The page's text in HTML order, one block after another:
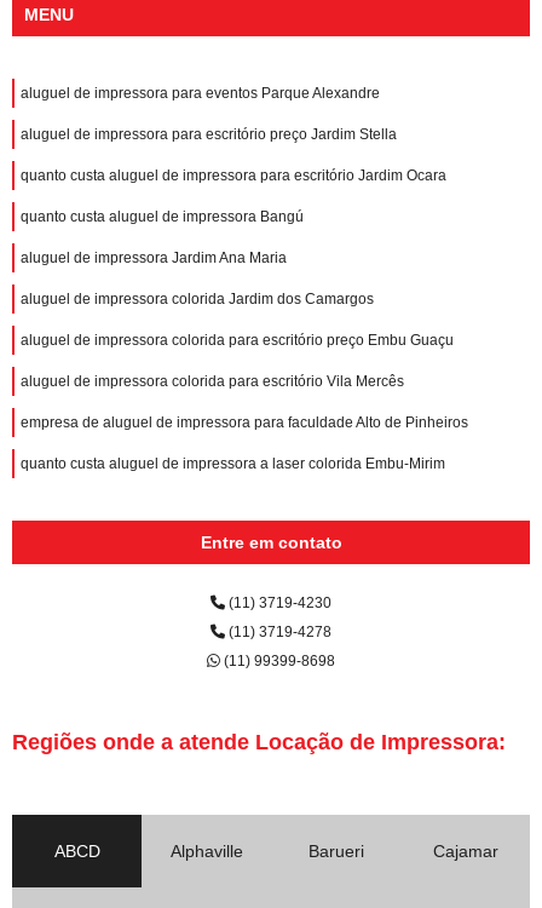
MENU
aluguel de impressora para eventos Parque Alexandre
aluguel de impressora para escritório preço Jardim Stella
quanto custa aluguel de impressora para escritório Jardim Ocara
quanto custa aluguel de impressora Bangú
aluguel de impressora Jardim Ana Maria
aluguel de impressora colorida Jardim dos Camargos
aluguel de impressora colorida para escritório preço Embu Guaçu
aluguel de impressora colorida para escritório Vila Mercês
empresa de aluguel de impressora para faculdade Alto de Pinheiros
quanto custa aluguel de impressora a laser colorida Embu-Mirim
Entre em contato
(11) 3719-4230
(11) 3719-4278
(11) 99399-8698
Regiões onde a atende Locação de Impressora:
ABCD Alphaville Barueri Cajamar